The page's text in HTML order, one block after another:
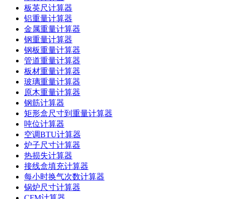
板英尺计算器
铝重量计算器
金属重量计算器
钢重量计算器
钢板重量计算器
管道重量计算器
板材重量计算器
玻璃重量计算器
原木重量计算器
钢筋计算器
矩形盒尺寸到重量计算器
吨位计算器
空调BTU计算器
炉子尺寸计算器
热损失计算器
接线盒填充计算器
每小时换气次数计算器
锅炉尺寸计算器